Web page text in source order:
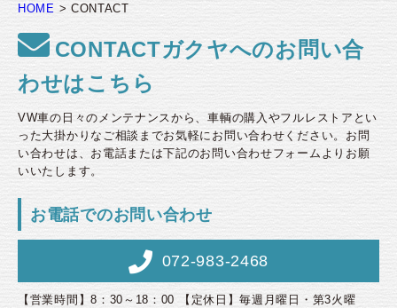
HOME > CONTACT
CONTACTガクヤへのお問い合
わせはこちら
VW車の日々のメンテナンスから、車輌の購入やフルレストアとい
った大掛かりなご相談までお気軽にお問い合わせください。 お問
い合わせは、お電話または下記のお問い合わせフォームよりお願
いいたします。
お電話でのお問い合わせ
072-983-2468
【営業時間】8：30～18：00 【定休日】毎週月曜日・第3火曜